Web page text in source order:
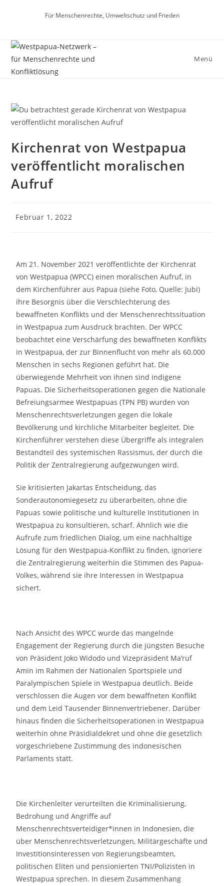
Für Menschenrechte, Umweltschutz und Frieden
Menü
Kirchenrat von Westpapua
veröffentlicht moralischen
Aufruf
Februar 1, 2022
Am 21. November 2021 veröffentlichte der Kirchenrat
von Westpapua (WPCC) einen moralischen Aufruf, in
dem Kirchenführer aus Papua (siehe Foto, Quelle: Jubi)
ihre Besorgnis über die Verschlechterung des
bewaffneten Konflikts und der Menschenrechtssituation
in Westpapua zum Ausdruck brachten. Der WPCC
beobachtet eine Verschärfung des bewaffneten Konflikts
in Westpapua, der zur Binnenflucht von mehr als 60.000
Menschen in sechs Regionen geführt hat. Die
überwiegende Mehrheit von ihnen sind indigene
Papuas. Die Sicherheitsoperationen gegen die Nationale
Befreiungsarmee Westpapuas (TPN PB) wurden von
Menschenrechtsverletzungen gegen die lokale
Bevölkerung und kirchliche Mitarbeiter begleitet. Die
Kirchenführer verstehen diese Übergriffe als integralen
Bestandteil des systemischen Rassismus, der durch die
Politik der Zentralregierung aufgezwungen wird.
Sie kritisierten Jakartas Entscheidung, das
Sonderautonomiegesetz zu überarbeiten, ohne die
Papuas sowie politische und kulturelle Institutionen in
Westpapua zu konsultieren, scharf. Ähnlich wie die
Aufrufe zum friedlichen Dialog, um eine nachhaltige
Lösung für den Westpapua-Konflikt zu finden, ignoriere
die Zentralregierung weiterhin die Stimmen des Papua-
Volkes, während sie ihre Interessen in Westpapua
sichert.
Nach Ansicht des WPCC wurde das mangelnde
Engagement der Regierung durch die jüngsten Besuche
von Präsident Joko Widodo und Vizepräsident Ma’ruf
Amin im Rahmen der Nationalen Sportspiele und
Paralympischen Spiele in Westpapua deutlich. Beide
verschlossen die Augen vor dem bewaffneten Konflikt
und dem Leid Tausender Binnenvertriebener. Darüber
hinaus finden die Sicherheitsoperationen in Westpapua
weiterhin ohne Präsidialdekret und ohne die gesetzlich
vorgeschriebene Zustimmung des indonesischen
Parlaments statt.
Die Kirchenleiter verurteilten die Kriminalisierung,
Bedrohung und Angriffe auf
Menschenrechtsverteidiger*innen in Indonesien, die
über Menschenrechtsverletzungen, Militärgeschäfte und
Investitionsinteressen von Regierungsbeamten,
politischen Eliten und pensionierten TNI/Polizisten in
Westpapua sprechen. In diesem Zusammenhang